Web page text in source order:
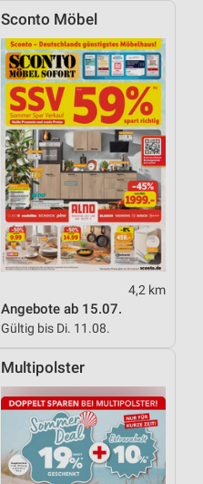
Sconto Möbel
4,2 km
Angebote ab 15.07.
Gültig bis Di. 11.08.
Multipolster